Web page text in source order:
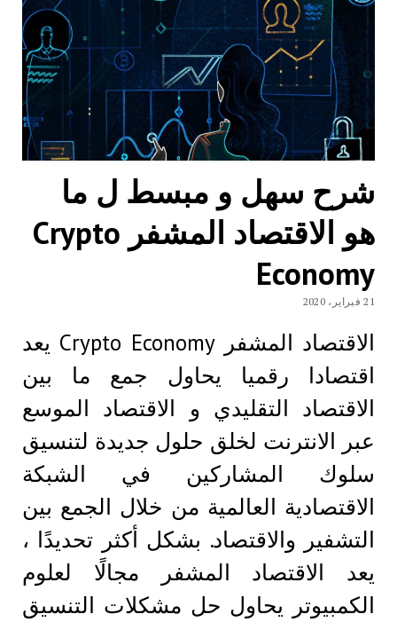
شرح سهل و مبسط ل ما
هو الاقتصاد المشفر Crypto
Economy
21 فبراير، 2020
الاقتصاد المشفر Crypto Economy يعد
اقتصادا رقميا يحاول جمع ما بين
الاقتصاد التقليدي و الاقتصاد الموسع
عبر الانترنت لخلق حلول جديدة لتنسيق
سلوك المشاركين في الشبكة
الاقتصادية العالمية من خلال الجمع بين
التشفير والاقتصاد. بشكل أكثر تحديدًا ،
يعد الاقتصاد المشفر مجالًا لعلوم
الكمبيوتر يحاول حل مشكلات التنسيق